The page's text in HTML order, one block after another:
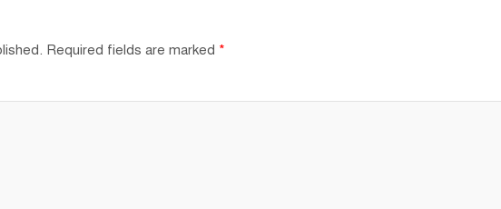
Required fields are marked *